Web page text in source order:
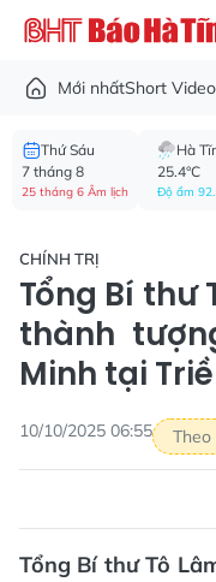
Mới nhấtShort Video
Thứ Sáu
7 tháng 8
25 tháng 6 Âm lịch
Hà
25.4°C
Độ ẩm
CHÍNH TRỊ
Tổng Bí thư
thành
Minh tại
10/10/2025 06:55
Tổng Bí thư Tô